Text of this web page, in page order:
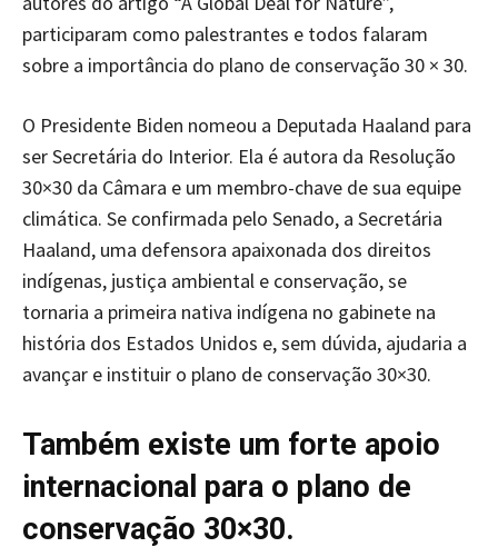
participaram como palestrantes e todos falaram
sobre a importância do plano de conservação 30 × 30.
O Presidente Biden nomeou a Deputada Haaland para
ser Secretária do Interior. Ela é autora da Resolução
30×30 da Câmara e um membro-chave de sua equipe
climática. Se confirmada pelo Senado, a Secretária
Haaland, uma defensora apaixonada dos direitos
indígenas, justiça ambiental e conservação, se
tornaria a primeira nativa indígena no gabinete na
história dos Estados Unidos e, sem dúvida, ajudaria a
avançar e instituir o plano de conservação 30×30.
Também existe um forte apoio
internacional para o plano de
conservação 30×30.